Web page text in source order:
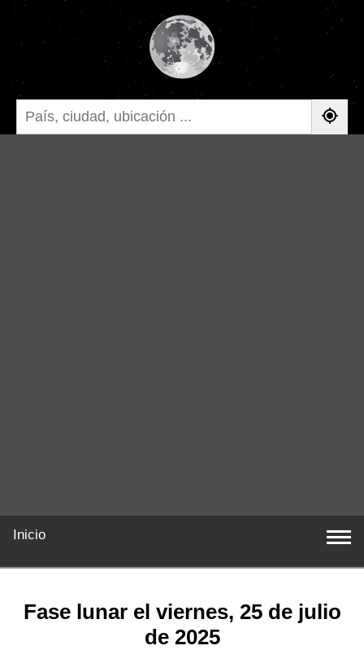
Inicio
Fase lunar el viernes, 25 de julio
de 2025